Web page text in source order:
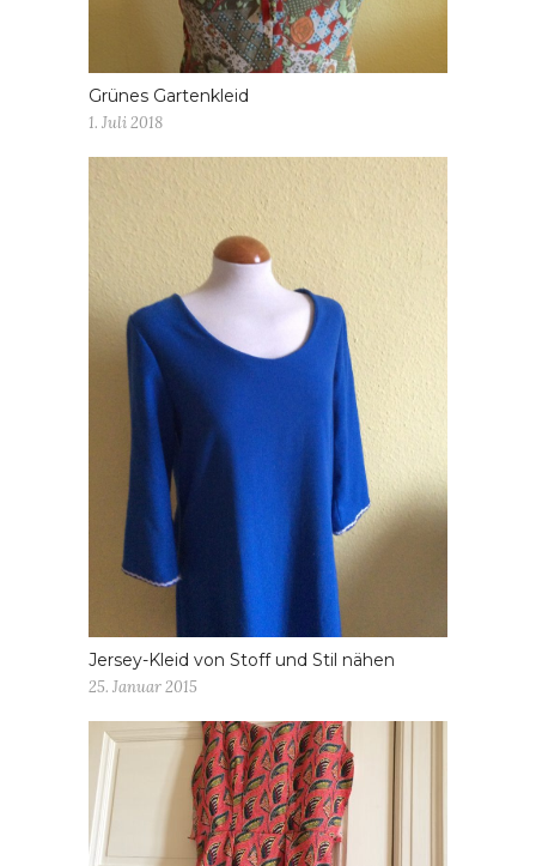
Grünes Gartenkleid
1. Juli 2018
Jersey-Kleid von Stoff und Stil nähen
25. Januar 2015